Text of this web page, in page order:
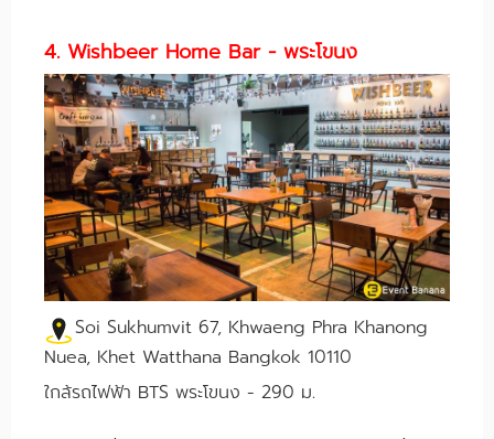
4. Wishbeer Home Bar - พระโขนง
Soi Sukhumvit 67, Khwaeng Phra Khanong
Nuea, Khet Watthana Bangkok 10110
ใกล้รถไฟฟ้า BTS พระโขนง - 290 ม.